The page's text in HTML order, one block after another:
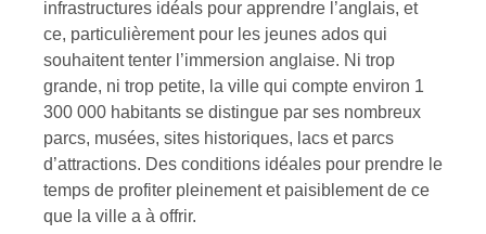
infrastructures idéals pour apprendre l’anglais, et
ce, particulièrement pour les jeunes ados qui
souhaitent tenter l’immersion anglaise. Ni trop
grande, ni trop petite, la ville qui compte environ 1
300 000 habitants se distingue par ses nombreux
parcs, musées, sites historiques, lacs et parcs
d’attractions. Des conditions idéales pour prendre le
temps de profiter pleinement et paisiblement de ce
que la ville a à offrir.